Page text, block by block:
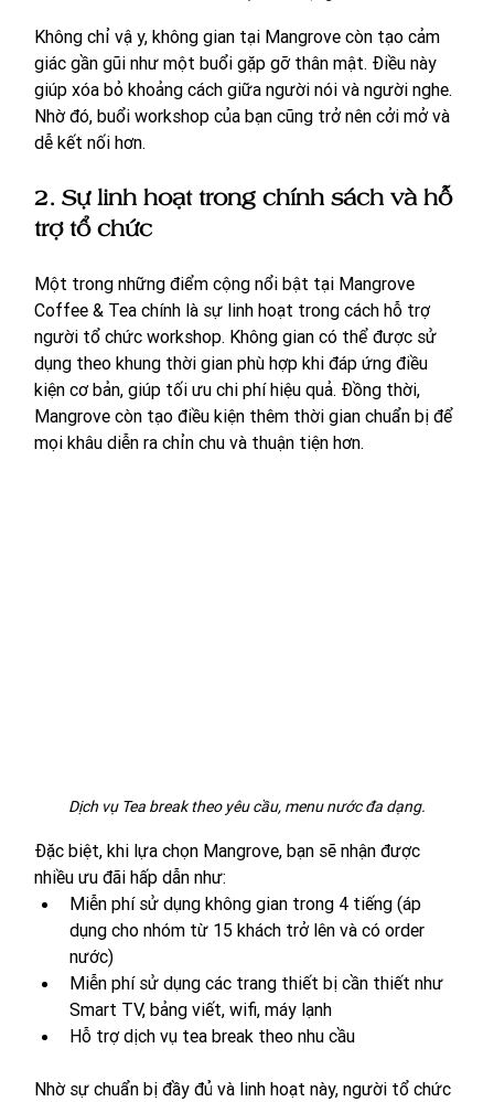
Không chỉ vậy, không gian tại Mangrove còn tạo cảm
giác gần gũi như một buổi gặp gỡ thân mật. Điều này
giúp xóa bỏ khoảng cách giữa người nói và người nghe.
Nhờ đó, buổi workshop của bạn cũng trở nên cởi mở và
dễ kết nối hơn.
2. Sự linh hoạt trong chính sách và hỗ
trợ tổ chức
Một trong những điểm cộng nổi bật tại Mangrove
Coffee & Tea chính là sự linh hoạt trong cách hỗ trợ
người tổ chức workshop. Không gian có thể được sử
dụng theo khung thời gian phù hợp khi đáp ứng điều
kiện cơ bản, giúp tối ưu chi phí hiệu quả. Đồng thời,
Mangrove còn tạo điều kiện thêm thời gian chuẩn bị để
mọi khâu diễn ra chỉn chu và thuận tiện hơn.
Dịch vụ Tea break theo yêu cầu, menu nước đa dạng.
Đặc biệt, khi lựa chọn Mangrove, bạn sẽ nhận được
nhiều ưu đãi hấp dẫn như:
Miễn phí sử dụng không gian trong 4 tiếng (áp
dụng cho nhóm từ 15 khách trở lên và có order
nước)
Miễn phí sử dụng các trang thiết bị cần thiết như
Smart TV, bảng viết, wifi, máy lạnh
Hỗ trợ dịch vụ tea break theo nhu cầu
Nhờ sự chuẩn bị đầy đủ và linh hoạt này, người tổ chức